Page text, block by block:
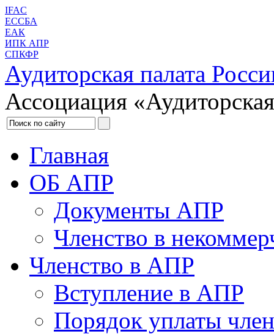
IFAC
ЕССБА
ЕАК
ИПК АПР
СПКФР
Аудиторская палата
Ассоциация
Главная
ОБ АПР
Документы АПР
Членство в
Членство в АПР
Вступление в АПР
Порядок уплаты